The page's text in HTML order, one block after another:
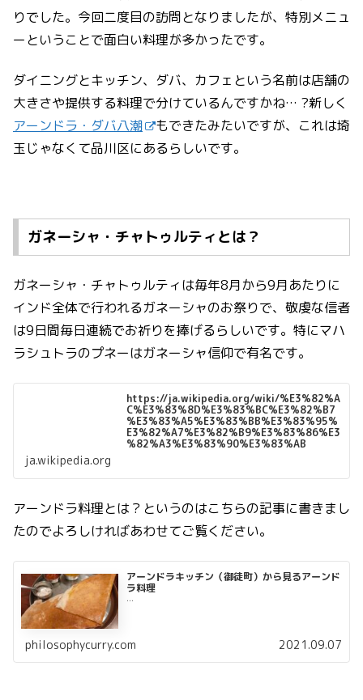
りでした。今回二度目の訪問となりましたが、特別メニュ
ーということで面白い料理が多かったです。
ダイニングとキッチン、ダバ、カフェという名前は店舗の
大きさや提供する料理で分けているんですかね… ?新しく
アーンドラ・ダバ八潮
もできたみたいですが、これは埼
玉じゃなくて品川区にあるらしいです。
ガネーシャ・チャトゥルティとは？
ガネーシャ・チャトゥルティは毎年8月から9月あたりに
インド全体で行われるガネーシャのお祭りで、敬虔な信者
は9日間毎日連続でお祈りを捧げるらしいです。特にマハ
ラシュトラのプネーはガネーシャ信仰で有名です。
https://ja.wikipedia.org/wiki/%E3%82%A
C%E3%83%8D%E3%83%BC%E3%82%B7
%E3%83%A5%E3%83%BB%E3%83%95%
E3%82%A7%E3%82%B9%E3%83%86%E3
%82%A3%E3%83%90%E3%83%AB
ja.wikipedia.org
アーンドラ料理とは？というのはこちらの記事に書きまし
たのでよろしければあわせてご覧ください。
アーンドラキッチン（御徒町）から見るアーンド
ラ料理
...
philosophycurry.com 2021.09.07